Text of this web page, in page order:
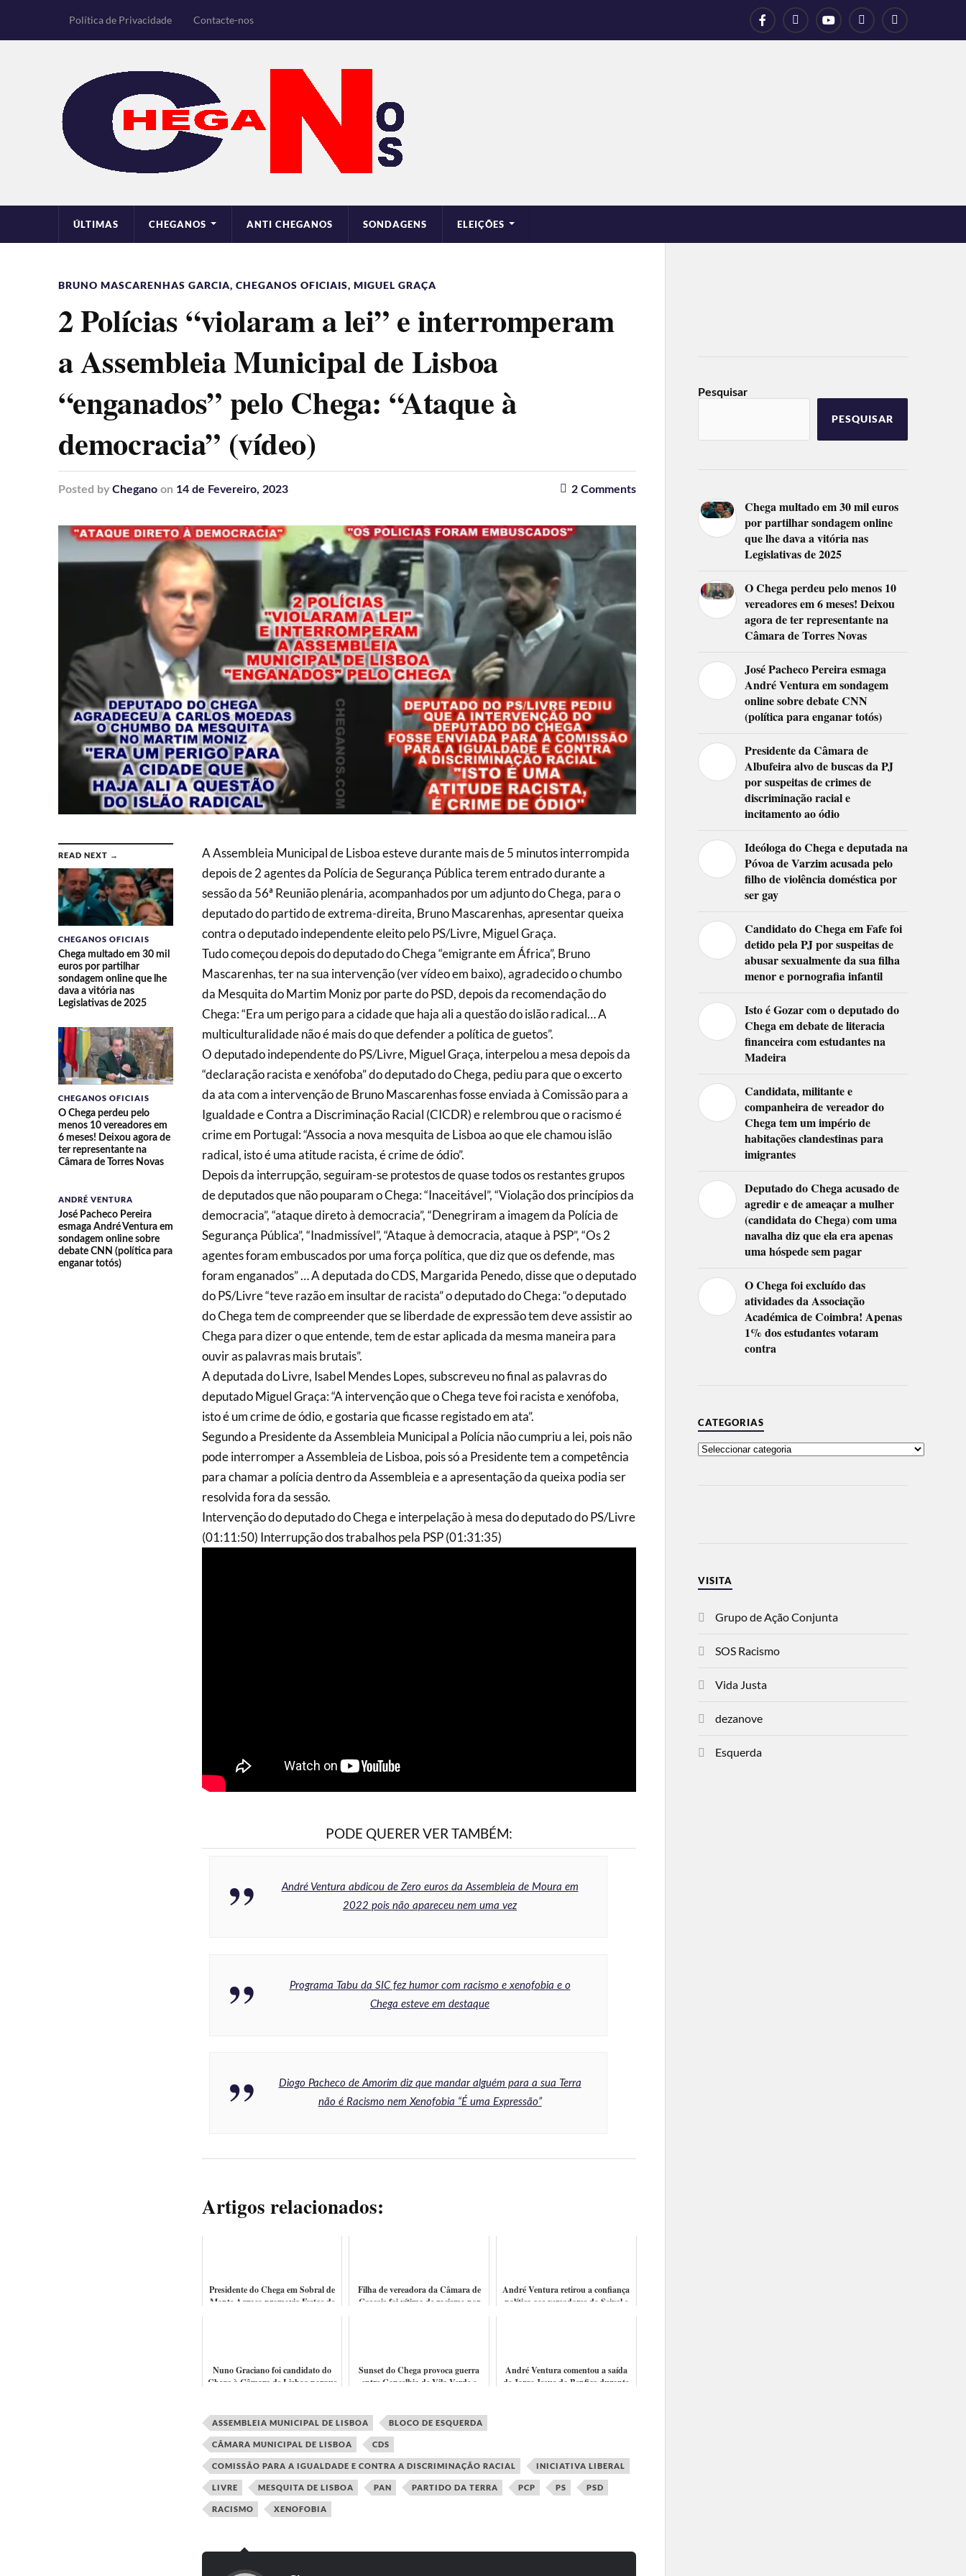
Política de Privacidade Contacte-nos
ÚLTIMAS CHEGANOS ANTI CHEGANOS SONDAGENS ELEIÇÕES
BRUNO MASCARENHAS GARCIA, CHEGANOS OFICIAIS, MIGUEL GRAÇA
2 Polícias “violaram a lei” e interromperam
a Assembleia Municipal de Lisboa
“enganados” pelo Chega: “Ataque à
democracia” (vídeo)
Posted by Chegano on 14 de Fevereiro, 2023 2Comments
READ NEXT →
CHEGANOS OFICIAIS
Chega multado em 30 mil
euros por partilhar
sondagem online que lhe
dava a vitória nas
Legislativas de 2025
CHEGANOS OFICIAIS
O Chega perdeu pelo
menos 10 vereadores em
6 meses! Deixou agora de
ter representante na
Câmara de Torres Novas
ANDRÉ VENTURA
José Pacheco Pereira
esmaga André Ventura em
sondagem online sobre
debate CNN (política para
enganar totós)
A Assembleia Municipal de Lisboa esteve durante mais de 5 minutos interrompida
depois de 2 agentes da Polícia de Segurança Pública terem entrado durante a
sessão da 56ª Reunião plenária, acompanhados por um adjunto do Chega, para o
deputado do partido de extrema-direita, Bruno Mascarenhas, apresentar queixa
contra o deputado independente eleito pelo PS/Livre, Miguel Graça.
Tudo começou depois do deputado do Chega “emigrante em África”, Bruno
Mascarenhas, ter na sua intervenção (ver vídeo em baixo), agradecido o chumbo
da Mesquita do Martim Moniz por parte do PSD, depois da recomendação do
Chega: “Era um perigo para a cidade que haja ali a questão do islão radical… A
multiculturalidade não é mais do que defender a política de guetos”.
O deputado independente do PS/Livre, Miguel Graça, interpelou a mesa depois da
“declaração racista e xenófoba” do deputado do Chega, pediu para que o excerto
da ata com a intervenção de Bruno Mascarenhas fosse enviada à Comissão para a
Igualdade e Contra a Discriminação Racial (CICDR) e relembrou que o racismo é
crime em Portugal: “Associa a nova mesquita de Lisboa ao que ele chamou islão
radical, isto é uma atitude racista, é crime de ódio”.
Depois da interrupção, seguiram-se protestos de quase todos os restantes grupos
de deputados que não pouparam o Chega: “Inaceitável”, “Violação dos princípios da
democracia”, “ataque direto à democracia”, “Denegriram a imagem da Polícia de
Segurança Pública”, “Inadmissível”, “Ataque à democracia, ataque à PSP”, “Os 2
agentes foram embuscados por uma força política, que diz que os defende, mas
foram enganados” … A deputada do CDS, Margarida Penedo, disse que o deputado
do PS/Livre “teve razão em insultar de racista” o deputado do Chega: “o deputado
do Chega tem de compreender que se liberdade de expressão tem deve assistir ao
Chega para dizer o que entende, tem de estar aplicada da mesma maneira para
ouvir as palavras mais brutais”.
A deputada do Livre, Isabel Mendes Lopes, subscreveu no final as palavras do
deputado Miguel Graça: “A intervenção que o Chega teve foi racista e xenófoba,
isto é um crime de ódio, e gostaria que ficasse registado em ata”.
Segundo a Presidente da Assembleia Municipal a Polícia não cumpriu a lei, pois não
pode interromper a Assembleia de Lisboa, pois só a Presidente tem a competência
para chamar a polícia dentro da Assembleia e a apresentação da queixa podia ser
resolvida fora da sessão.
Intervenção do deputado do Chega e interpelação à mesa do deputado do PS/Livre
(01:11:50) Interrupção dos trabalhos pela PSP (01:31:35)
PODE QUERER VER TAMBÉM:
André Ventura abdicou de Zero euros da Assembleia de Moura em
2022 pois não apareceu nem uma vez
Programa Tabu da SIC fez humor com racismo e xenofobia e o
Chega esteve em destaque
Diogo Pacheco de Amorim diz que mandar alguém para a sua Terra
não é Racismo nem Xenofobia “É uma Expressão”
Artigos relacionados:
Presidente do Chega em Sobral de
Monte Agraço promovia Festas de
Filha de vereadora da Câmara de
Cascais foi vítima de racismo por
André Ventura retirou a confiança
política aos vereadores do Seixal e
Nuno Graciano foi candidato do
Chega à Câmara de Lisboa porque
Sunset do Chega provoca guerra
entre Concelhia de Vila Verde e
André Ventura comentou a saída
de Jorge Jesus do Benfica durante
ASSEMBLEIA MUNICIPAL DE LISBOA BLOCO DE ESQUERDA
CÂMARA MUNICIPAL DE LISBOA CDS
COMISSÃO PARA A IGUALDADE E CONTRA A DISCRIMINAÇÃO RACIAL INICIATIVA LIBERAL
LIVRE MESQUITA DE LISBOA PAN PARTIDO DA TERRA PCP PS PSD
RACISMO XENOFOBIA
Pesquisar
PESQUISAR
Chega multado em 30 mil euros
por partilhar sondagem online
que lhe dava a vitória nas
Legislativas de 2025
O Chega perdeu pelo menos 10
vereadores em 6 meses! Deixou
agora de ter representante na
Câmara de Torres Novas
José Pacheco Pereira esmaga
André Ventura em sondagem
online sobre debate CNN
(política para enganar totós)
Presidente da Câmara de
Albufeira alvo de buscas da PJ
por suspeitas de crimes de
discriminação racial e
incitamento ao ódio
Ideóloga do Chega e deputada na
Póvoa de Varzim acusada pelo
filho de violência doméstica por
ser gay
Candidato do Chega em Fafe foi
detido pela PJ por suspeitas de
abusar sexualmente da sua filha
menor e pornografia infantil
Isto é Gozar com o deputado do
Chega em debate de literacia
financeira com estudantes na
Madeira
Candidata, militante e
companheira de vereador do
Chega tem um império de
habitações clandestinas para
imigrantes
Deputado do Chega acusado de
agredir e de ameaçar a mulher
(candidata do Chega) com uma
navalha diz que ela era apenas
uma hóspede sem pagar
O Chega foi excluído das
atividades da Associação
Académica de Coimbra! Apenas
1% dos estudantes votaram
contra
CATEGORIAS
VISITA
Grupo de Ação Conjunta
SOS Racismo
Vida Justa
dezanove
Esquerda